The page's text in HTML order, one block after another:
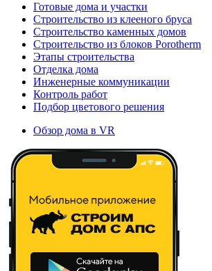
Готовые дома и участки
Строительство из клееного бруса
Строительство каменных домов
Строительство из блоков Porotherm
Этапы строительства
Отделка дома
Инженерные коммуникации
Контроль работ
Подбор цветового решения
Обзор дома в VR